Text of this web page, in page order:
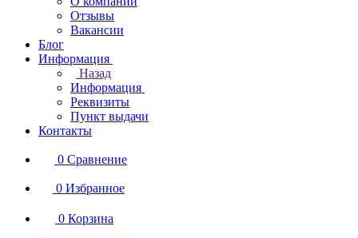
Отзывы
Вакансии
Блог
Информация
Назад
Информация
Реквизиты
Пункт выдачи
Контакты
0 Сравнение
0 Избранное
0 Корзина